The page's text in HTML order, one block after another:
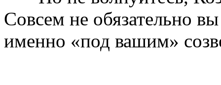
Совсем не обязательно
именно «под вашим»